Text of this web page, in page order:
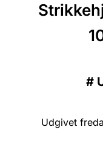
#
Udgivet